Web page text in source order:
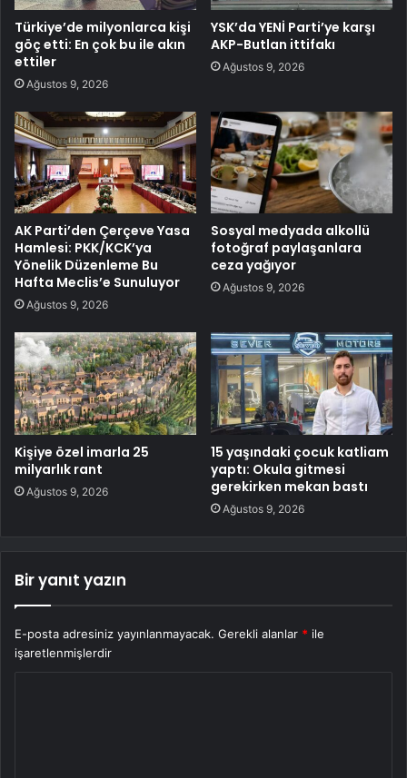
Türkiye’de milyonlarca kişi
göç etti: En çok bu ile akın
ettiler
Ağustos 9, 2026
YSK’da YENİ Parti’ye karşı
AKP-Butlan ittifakı
Ağustos 9, 2026
AK Parti’den Çerçeve Yasa
Hamlesi: PKK/KCK’ya
Yönelik Düzenleme Bu
Hafta Meclis’e Sunuluyor
Ağustos 9, 2026
Sosyal medyada alkollü
fotoğraf paylaşanlara
ceza yağıyor
Ağustos 9, 2026
Kişiye özel imarla 25
milyarlık rant
Ağustos 9, 2026
15 yaşındaki çocuk katliam
yaptı: Okula gitmesi
gerekirken mekan bastı
Ağustos 9, 2026
Bir yanıt yazın
E-posta adresiniz yayınlanmayacak. Gerekli alanlar * ile
işaretlenmişlerdir